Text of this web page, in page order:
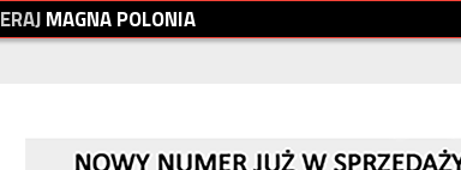
ERAJMAGNAPOLONIA